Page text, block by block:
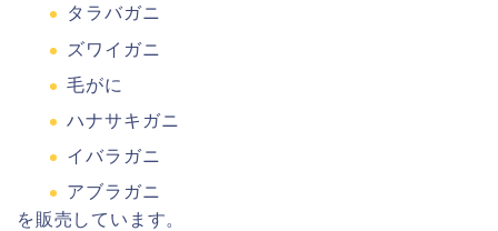
タラバガニ
ズワイガニ
毛がに
ハナサキガニ
イバラガニ
アブラガニ
を販売しています。